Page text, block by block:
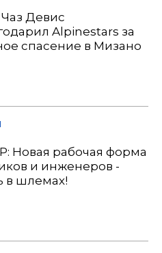
Чаз Девис
Alpinestars за
спасение в Мизано
Новая рабочая форма
и инженеров -
в шлемах!